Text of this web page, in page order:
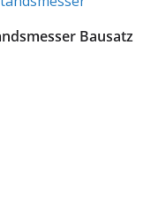
Bausatz